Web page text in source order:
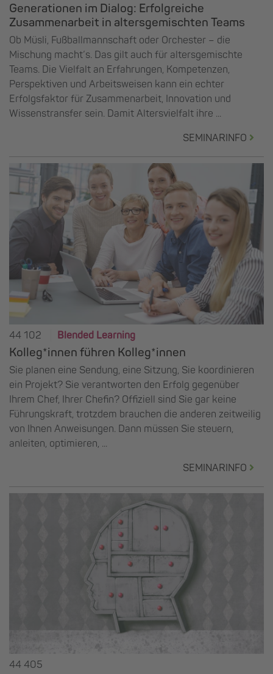
Generationen im Dialog: Erfolgreiche
Zusammenarbeit in altersgemischten Teams
Ob Müsli, Fußballmannschaft oder Orchester – die
Mischung macht’s. Das gilt auch für altersgemischte
Teams. Die Vielfalt an Erfahrungen, Kompetenzen,
Perspektiven und Arbeitsweisen kann ein echter
Erfolgsfaktor für Zusammenarbeit, Innovation und
Wissenstransfer sein. Damit Altersvielfalt ihre ...
SEMINARINFO
44 102 Blended Learning
Kolleg*innen führen Kolleg*innen
Sie planen eine Sendung, eine Sitzung, Sie koordinieren
ein Projekt? Sie verantworten den Erfolg gegenüber
Ihrem Chef, Ihrer Chefin? Offiziell sind Sie gar keine
Führungskraft, trotzdem brauchen die anderen zeitweilig
von Ihnen Anweisungen. Dann müssen Sie steuern,
anleiten, optimieren, ...
SEMINARINFO
44 405